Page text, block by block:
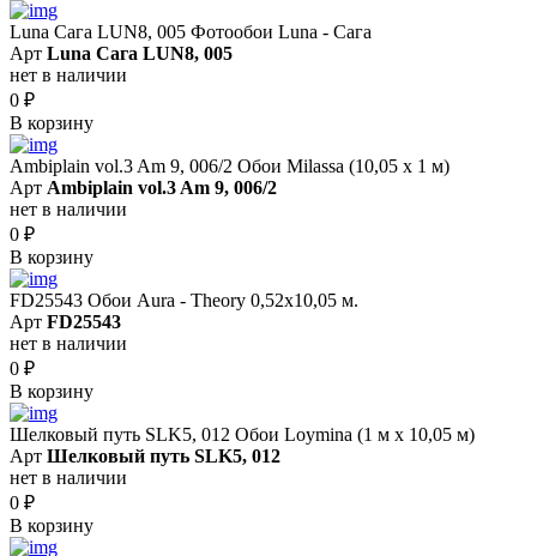
Luna Сага LUN8, 005 Фотообои Luna - Сага
Арт Luna Сага LUN8, 005
нет в наличии
0 ₽
В корзину
Ambiplain vol.3 Am 9, 006/2 Обои Milassa (10,05 х 1 м)
Арт Ambiplain vol.3 Am 9, 006/2
нет в наличии
0 ₽
В корзину
FD25543 Обои Aura - Theory 0,52x10,05 м.
Арт FD25543
нет в наличии
0 ₽
В корзину
Шелковый путь SLK5, 012 Обои Loymina (1 м х 10,05 м)
Арт Шелковый путь SLK5, 012
нет в наличии
0 ₽
В корзину